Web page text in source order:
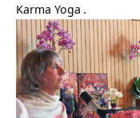
Karma Yoga .